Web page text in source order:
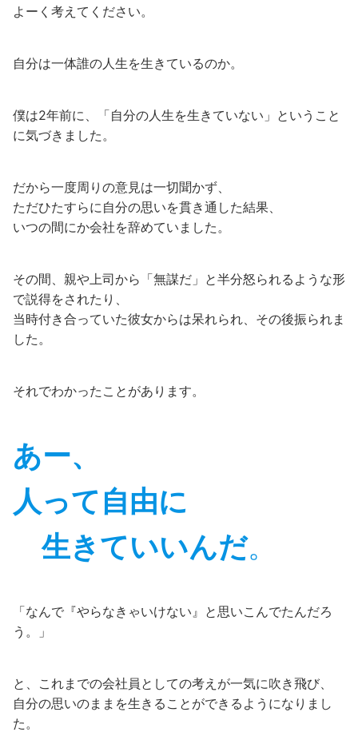
よーく考えてください。
自分は一体誰の人生を生きているのか。
僕は2年前に、「自分の人生を生きていない」ということ
に気づきました。
だから一度周りの意見は一切聞かず、
ただひたすらに自分の思いを貫き通した結果、
いつの間にか会社を辞めていました。
その間、親や上司から「無謀だ」と半分怒られるような形
で説得をされたり、
当時付き合っていた彼女からは呆れられ、その後振られま
した。
それでわかったことがあります。
あー、
人って自由に
生きていいんだ。
「なんで『やらなきゃいけない』と思いこんでたんだろ
う。」
と、これまでの会社員としての考えが一気に吹き飛び、
自分の思いのままを生きることができるようになりまし
た。